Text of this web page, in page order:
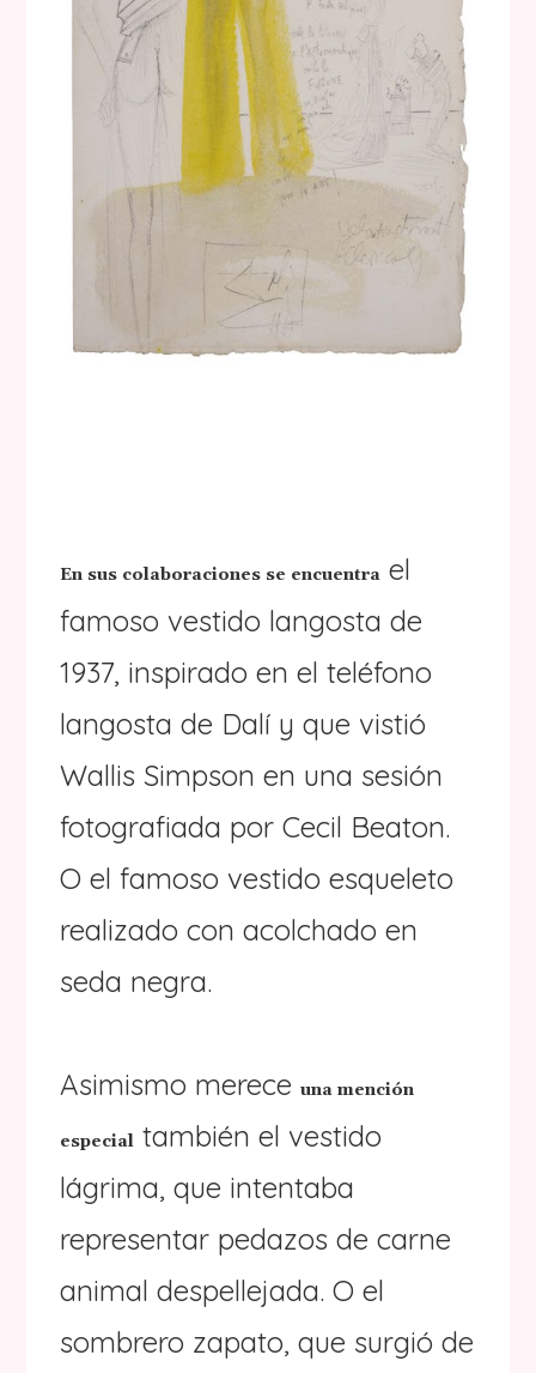
En sus colaboraciones se encuentra el
famoso vestido langosta de
1937, inspirado en el teléfono
langosta de Dalí y que vistió
Wallis Simpson en una sesión
fotografiada por Cecil Beaton.
O el famoso vestido esqueleto
realizado con acolchado en
seda negra.
Asimismo mereceuna mención
especial también el vestido
lágrima, que intentaba
representar pedazos de carne
animal despellejada. O el
sombrero zapato, que surgió de